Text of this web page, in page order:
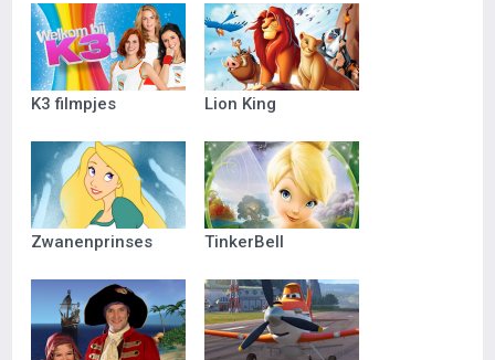
K3 filmpjes Lion King
Zwanenprinses TinkerBell